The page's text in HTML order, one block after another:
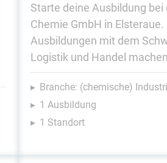
Starte deine Ausbildung bei
Chemie GmbH in
Ausbildungen mit dem
Logistik und Handel
Branche: (chemische)
1 Ausbildung
1 Standort